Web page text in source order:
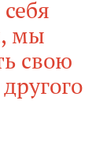
мы
свою